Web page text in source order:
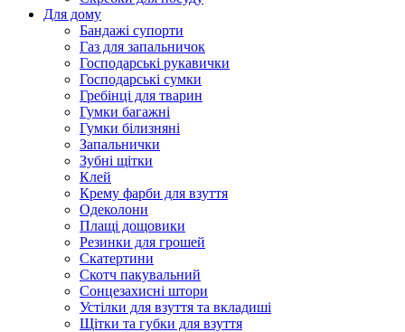
Для дому
Бандажі супорти
Газ для запальничок
Господарські рукавички
Господарські сумки
Гребінці для тварин
Гумки багажні
Гумки білизняні
Запальнички
Зубні щітки
Клей
Крему фарби для взуття
Одеколони
Плащі дощовики
Резинки для грошей
Скатертини
Скотч пакувальний
Сонцезахисні штори
Устілки для взуття та вкладиші
Щітки та губки для взуття